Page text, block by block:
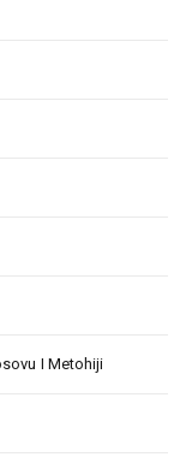
I Metohiji